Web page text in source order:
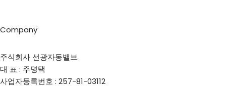
Company
주식회사 선광자동밸브
대 표 : 주명택
사업자등록번호 : 257-81-03112